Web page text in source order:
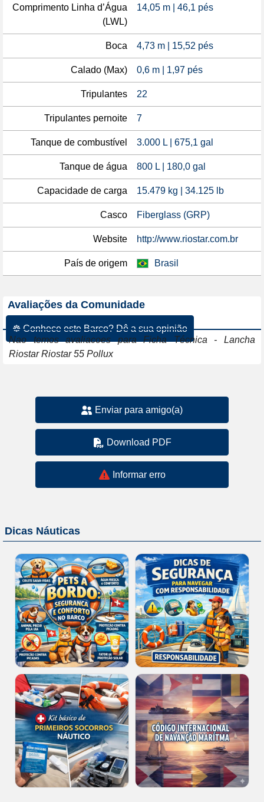
Comprimento Linha d’Água
(LWL)
14,05 m | 46,1 pés
Boca 4,73 m | 15,52 pés
Calado (Max) 0,6 m | 1,97 pés
Tripulantes 22
Tripulantes pernoite 7
Tanque de combustível 3.000 L | 675,1 gal
Tanque de água 800 L | 180,0 gal
Capacidade de carga 15.479 kg | 34.125 lb
Casco Fiberglass (GRP)
Website http://www.riostar.com.br
País de origem Brasil
Avaliações da Comunidade
☸ Conhece este Barco? Dê a sua opinião
Nao temos avaliacoes para Ficha Técnica - Lancha
Riostar Riostar 55 Pollux
Enviar para amigo(a)
Download PDF
Informar erro
Dicas Náuticas